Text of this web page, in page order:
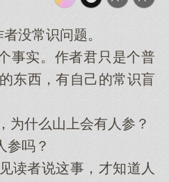
没常识问题。
实。作者君只是个普
东西，有自己的常识盲
什么山上会有人参？
吗？
者说这事，才知道人